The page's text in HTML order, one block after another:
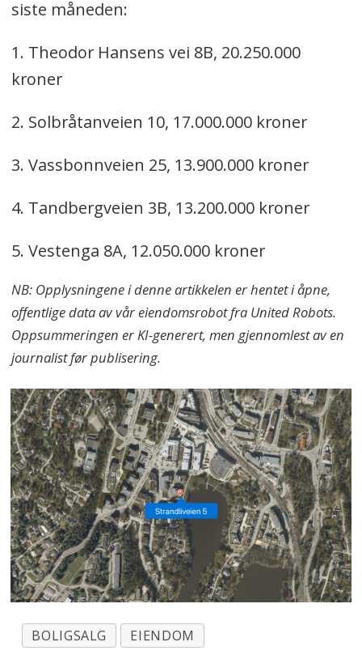
siste måneden:
1. Theodor Hansens vei 8B, 20.250.000
kroner
2. Solbråtanveien 10, 17.000.000 kroner
3. Vassbonnveien 25, 13.900.000 kroner
4. Tandbergveien 3B, 13.200.000 kroner
5. Vestenga 8A, 12.050.000 kroner
NB: Opplysningene i denne artikkelen er hentet i åpne,
offentlige data av vår eiendomsrobot fra United Robots.
Oppsummeringen er KI-generert, men gjennomlest av en
journalist før publisering.
BOLIGSALG EIENDOM